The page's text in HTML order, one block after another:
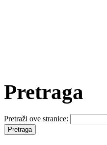
Pretraga
Pretraži ove stranice: